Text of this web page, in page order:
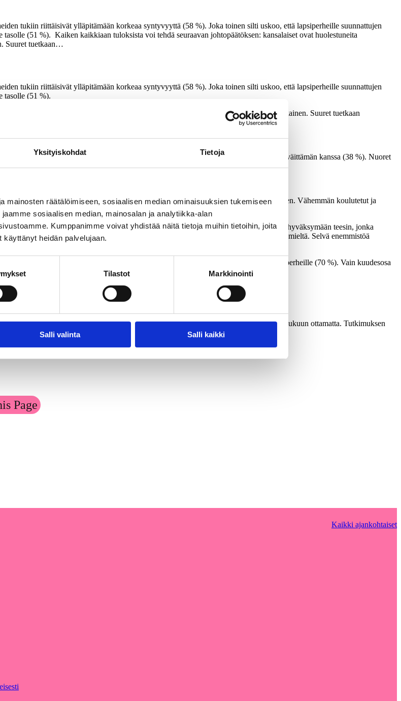
Yksityiskohdat Tietoja
mainosten räätälöimiseen, sosiaalisen median ominaisuuksien tukemiseen
sosiaalisen median, mainosalan ja analytiikka-alan
Kumppanimme voivat yhdistää näitä tietoja muihin tietoihin, joita
käyttänyt heidän palvelujaan.
Tilastot Markkinointi
Salli valinta Salli kaikki
tukiin riittäisivät ylläpitämään korkeaa syntyvyyttä (58 %). Joka toinen silti uskoo, että lapsiperheille suunnattujen
(51 %). Kaiken kaikkiaan tuloksista voi tehdä seuraavan johtopäätöksen: kansalaiset ovat huolestuneita
Suuret tuetkaan…
tukiin riittäisivät ylläpitämään korkeaa syntyvyyttä (58 %). Joka toinen silti uskoo, että lapsiperheille suunnattujen
tasolle (51 %).
syntyvyyden laskusta. Syynä pidetään muuttuneita asenteita, eikä ilmiö ole väliaikainen. Suuret tuetkaan
jonkin verran.
hankkia
he hankkisivat lapsia nykyistä enemmän” (45 %). Kaksi viidestä on eri mieltä väittämän kanssa (38 %). Nuoret
niin epävarmaa, ettei lapsia kannata hankkia. Lähes puolet torjuu väitteen (48 %).
ei kannattaisi tehdä. Ikääntyneet, yli 60-vuotiaat, ovat taipuvaisia torjumaan väitteen. Vähemmän koulutetut ja
tavoitteleminen ei ole suotavaa.
suomalaisia ei pitäisi patistella lasten hankintaan (56 %). Kolmannes (34 %) on valmis hyväksymään teesin, jonka
liikaa ihmisiä. Merkille pantavaa on, että puolet (48 %) 31
40-vuotiasta on tätä mieltä. Selvä enemmistöä
väestömäärä on peruste olla hankimatta lapsia.
siitä, että tulevaisuudessa Suomi on yksi maailman parhaita maita lapsille ja lapsiperheille (70 %). Vain kuudesosa
TNS Oy.
1 053. Vastaajat edustavat maamme 18–79 vuotta täyttänyttä väestöä Ahvenanmaata lukuun ottamatta. Tutkimuksen
Page
Kaikki ajankohtaiset